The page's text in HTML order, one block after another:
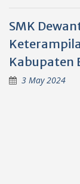
SMK
Kabupaten
3 May 2024